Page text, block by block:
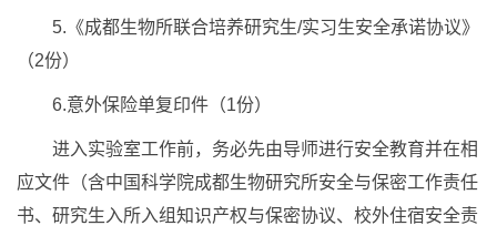
5.《成都生物所联合培养研究生/实习生安全承诺协议》
（2份）
6.意外保险单复印件（1份）
进入实验室工作前，务必先由导师进行安全教育并在相
应文件（含中国科学院成都生物研究所安全与保密工作责任
书、研究生入所入组知识产权与保密协议、校外住宿安全责